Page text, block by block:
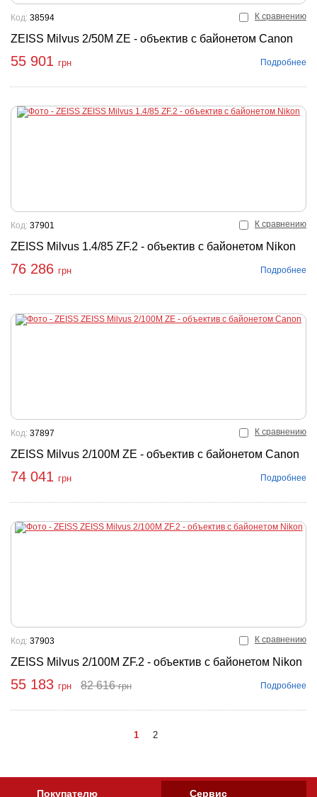
К сравнению
ZEISS Milvus 2/50M ZE - объектив с байонетом Canon
Код: 38594
55 901 грн Подробнее
К сравнению
ZEISS Milvus 1.4/85 ZF.2 - объектив с байонетом Nikon
Код: 37901
76 286 грн Подробнее
К сравнению
ZEISS Milvus 2/100M ZE - объектив с байонетом Canon
Код: 37897
74 041 грн Подробнее
К сравнению
ZEISS Milvus 2/100M ZF.2 - объектив с байонетом Nikon
Код: 37903
55 183 грн 82 616грн
Купить Подробнее
1 2
Покупателю Сервис